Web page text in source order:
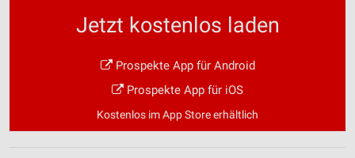
Jetzt kostenlos laden
Prospekte App für Android
Prospekte App für iOS
Kostenlos im App Store erhältlich